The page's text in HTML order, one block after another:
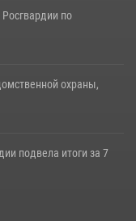
по
охраны,
подвела итоги за 7